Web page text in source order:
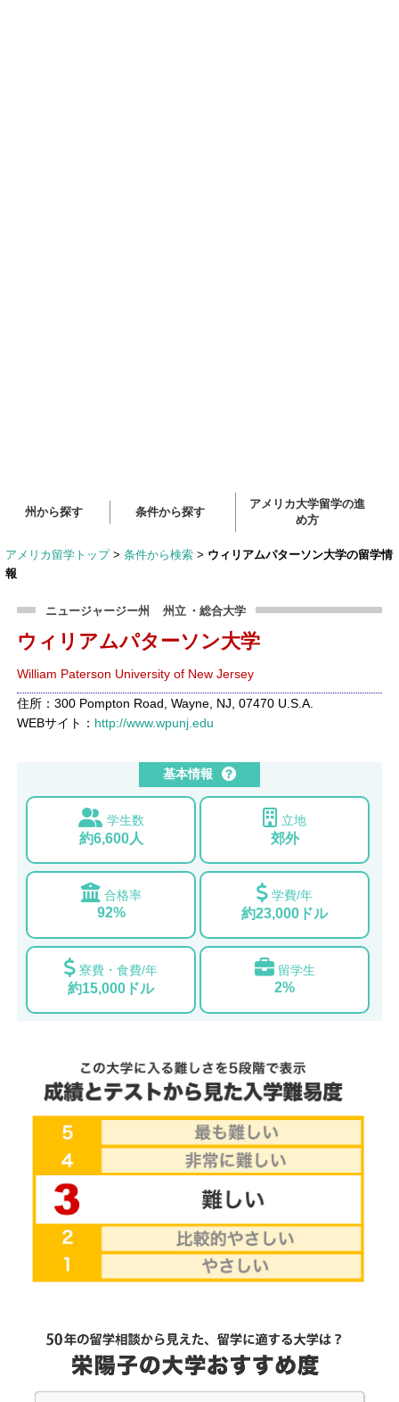
州から探す 条件から探す
アメリカ大学留学の進
め方
アメリカ留学トップ > 条件から検索 > ウィリアムパターソン大学の留学情
報
ニュージャージー州 州立 ・総合大学
ウィリアムパターソン大学
William Paterson University of New Jersey
住所：300 Pompton Road, Wayne, NJ, 07470 U.S.A.
WEBサイト： http://www.wpunj.edu
基本情報
学生数
約6,600人
立地
郊外
合格率
92%
学費/年
約23,000ドル
寮費・食費/年
約15,000ドル
留学生
2%